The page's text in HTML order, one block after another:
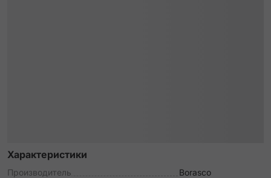
Характеристики
Производитель
Borasco